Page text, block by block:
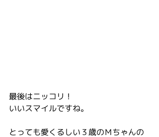
最後はニッコリ！
いいスマイルですね。
とっても愛くるしい３歳のＭちゃんの